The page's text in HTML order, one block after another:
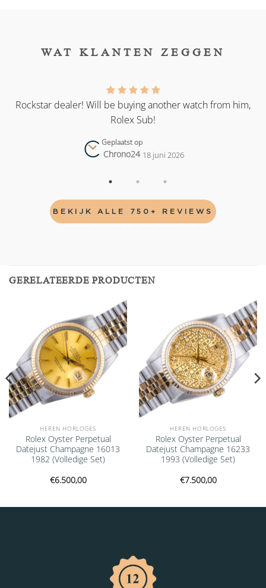
WAT KLANTEN ZEGGEN
Rockstar dealer! Will be buying another watch from him,
Rolex Sub!
Geplaatst op
Chrono24 18 juni 2026
BEKIJK ALLE 750+ REVIEWS
GERELATEERDE PRODUCTEN
Add to
wishlist
HEREN HORLOGES
Rolex Oyster Perpetual
Datejust Champagne 16013
1982 (Volledige Set)
€6.500,00
Add to
wishlist
HEREN HORLOGES
Rolex Oyster Perpetual
Datejust Champagne 16233
1993 (Volledige Set)
€7.500,00